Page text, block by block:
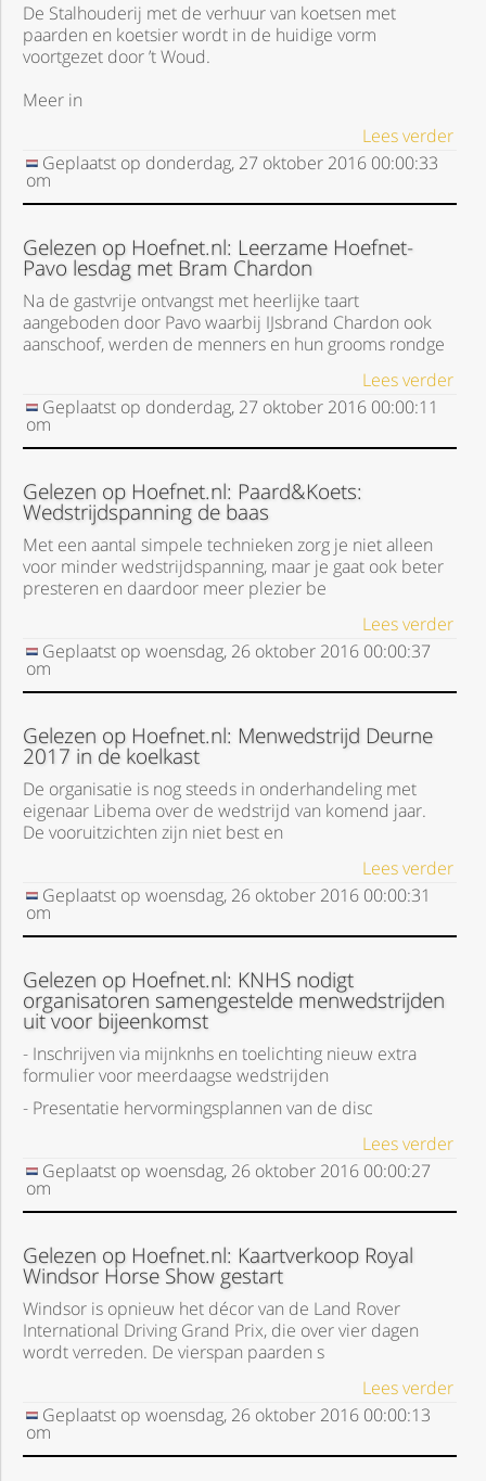
De Stalhouderij met de verhuur van koetsen met
paarden en koetsier wordt in de huidige vorm
voortgezet door ’t Woud.
Meer in
Lees verder
Geplaatst op donderdag, 27 oktober 2016 00:00:33
om
Gelezen op Hoefnet.nl: Leerzame Hoefnet-
Pavo lesdag met Bram Chardon
Na de gastvrije ontvangst met heerlijke taart
aangeboden door Pavo waarbij IJsbrand Chardon ook
aanschoof, werden de menners en hun grooms rondge
Lees verder
Geplaatst op donderdag, 27 oktober 2016 00:00:11
om
Gelezen op Hoefnet.nl: Paard&Koets:
Wedstrijdspanning de baas
Met een aantal simpele technieken zorg je niet alleen
voor minder wedstrijdspanning, maar je gaat ook beter
presteren en daardoor meer plezier be
Lees verder
Geplaatst opwoensdag, 26 oktober 2016 00:00:37
om
Gelezen op Hoefnet.nl: Menwedstrijd Deurne
2017 in de koelkast
De organisatie is nog steeds in onderhandeling met
eigenaar Libema over de wedstrijd van komend jaar.
De vooruitzichten zijn niet best en
Lees verder
Geplaatst opwoensdag, 26 oktober 2016 00:00:31
om
Gelezen op Hoefnet.nl: KNHS nodigt
organisatoren samengestelde menwedstrijden
uit voor bijeenkomst
- Inschrijven via mijnknhs en toelichting nieuw extra
formulier voor meerdaagse wedstrijden
- Presentatie hervormingsplannen van de disc
Lees verder
Geplaatst opwoensdag, 26 oktober 2016 00:00:27
om
Gelezen op Hoefnet.nl: Kaartverkoop Royal
Windsor Horse Show gestart
Windsor is opnieuw het décor van de Land Rover
International Driving Grand Prix, die over vier dagen
wordt verreden. De vierspan paarden s
Lees verder
Geplaatst opwoensdag, 26 oktober 2016 00:00:13
om